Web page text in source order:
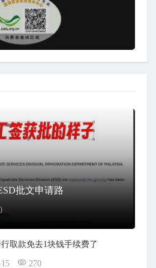
批文申请路
取款免去1块钱手续费了
270